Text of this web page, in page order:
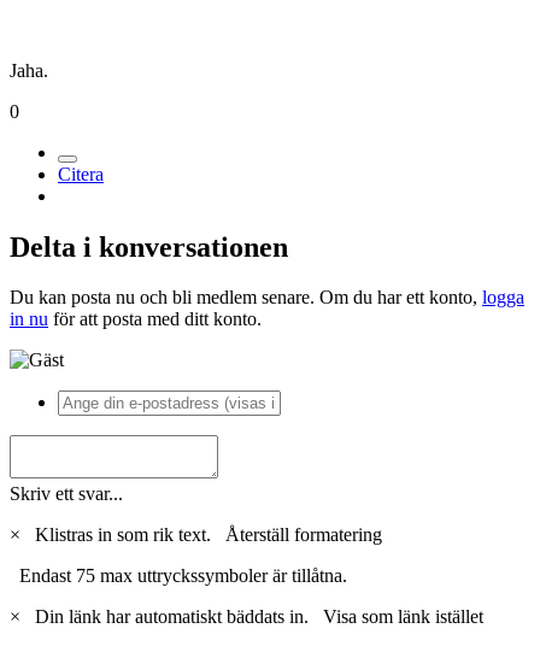
Jaha.
0
Citera
Delta i konversationen
Du kan posta nu och bli medlem senare. Om du har ett konto, logga
in nu för att posta med ditt konto.
Skriv ett svar...
×
Klistras in som rik text. Återställ formatering
Endast 75 max uttryckssymboler är tillåtna.
×
Din länk har automatiskt bäddats in. Visa som länk istället